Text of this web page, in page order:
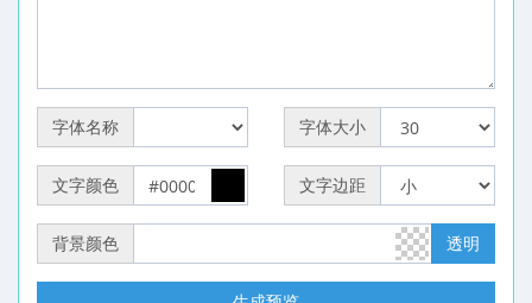
字体名称
文字颜色
字体大小
文字边距
背景颜色 透明